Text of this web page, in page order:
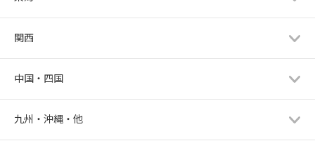
関西
中国・四国
九州・沖縄・他